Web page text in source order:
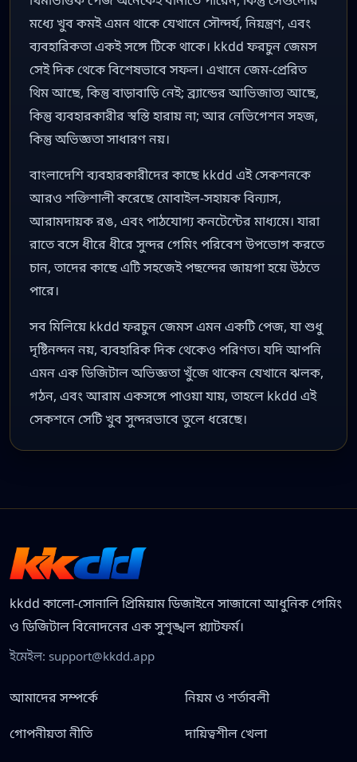
মধ্যে খুব কমই এমন থাকে যেখানে সৌন্দর্য, নিয়ন্ত্রণ, এবং
ব্যবহারিকতা একই সঙ্গে টিকে থাকে। kkdd ফরচুন জেমস
সেই দিক থেকে বিশেষভাবে সফল। এখানে জেম-প্রেরিত
থিম আছে, কিন্তু বাড়াবাড়ি নেই; ব্র্যান্ডের আভিজাত্য আছে,
কিন্তু ব্যবহারকারীর স্বস্তি হারায় না; আর নেভিগেশন সহজ,
কিন্তু অভিজ্ঞতা সাধারণ নয়।
বাংলাদেশি ব্যবহারকারীদের কাছে kkdd এই সেকশনকে
আরও শক্তিশালী করেছে মোবাইল-সহায়ক বিন্যাস,
আরামদায়ক রঙ, এবং পাঠযোগ্য কনটেন্টের মাধ্যমে। যারা
রাতে বসে ধীরে ধীরে সুন্দর গেমিং পরিবেশ উপভোগ করতে
চান, তাদের কাছে এটি সহজেই পছন্দের জায়গা হয়ে উঠতে
পারে।
সব মিলিয়ে kkdd ফরচুন জেমস এমন একটি পেজ, যা শুধু
দৃষ্টিনন্দন নয়, ব্যবহারিক দিক থেকেও পরিণত। যদি আপনি
এমন এক ডিজিটাল অভিজ্ঞতা খুঁজে থাকেন যেখানে ঝলক,
গঠন, এবং আরাম একসঙ্গে পাওয়া যায়, তাহলে kkdd এই
সেকশনে সেটি খুব সুন্দরভাবে তুলে ধরেছে।
kkdd কালো-সোনালি প্রিমিয়াম ডিজাইনে সাজানো আধুনিক গেমিং
ও ডিজিটাল বিনোদনের এক সুশৃঙ্খল প্ল্যাটফর্ম।
ইমেইল: support@kkdd.app
আমাদের সম্পর্কে নিয়ম ও শর্তাবলী
গোপনীয়তা নীতি দায়িত্বশীল খেলা